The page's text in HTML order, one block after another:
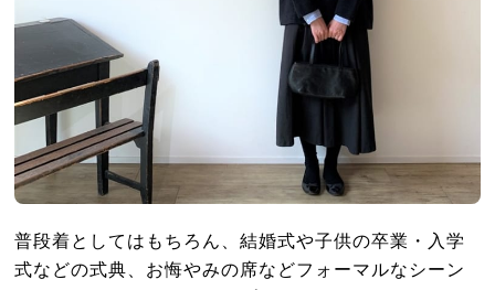
普段着としてはもちろん、結婚式や子供の卒業・入学
式などの式典、お悔やみの席などフォーマルなシーン